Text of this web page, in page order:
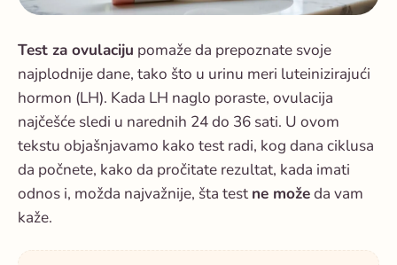
Test za ovulaciju pomaže da prepoznate svoje
najplodnije dane, tako što u urinu meri luteinizirajući
hormon (LH). Kada LH naglo poraste, ovulacija
najčešće sledi u narednih 24 do 36 sati. U ovom
tekstu objašnjavamo kako test radi, kog dana ciklusa
da počnete, kako da pročitate rezultat, kada imati
odnos i, možda najvažnije, šta test ne možeda vam
kaže.